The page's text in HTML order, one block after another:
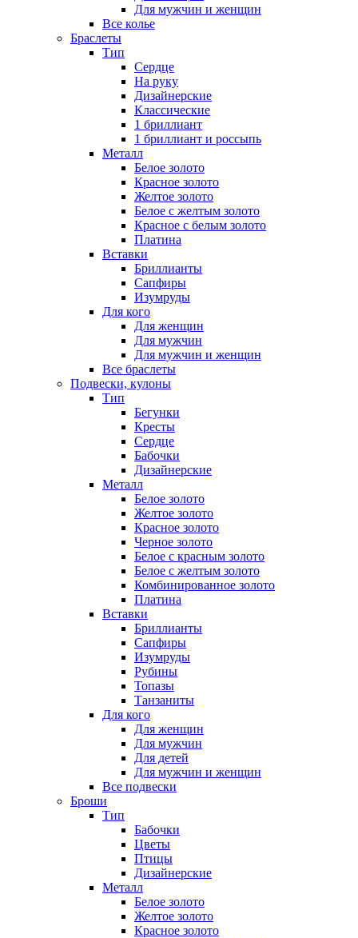
Для мужчин и женщин
Все колье
Браслеты
Тип
Сердце
На руку
Дизайнерские
Классические
1 бриллиант
1 бриллиант и россыпь
Металл
Белое золото
Красное золото
Желтое золото
Белое с желтым золото
Красное с белым золото
Платина
Вставки
Бриллианты
Сапфиры
Изумруды
Для кого
Для женщин
Для мужчин
Для мужчин и женщин
Все браслеты
Подвески, кулоны
Тип
Бегунки
Кресты
Сердце
Бабочки
Дизайнерские
Металл
Белое золото
Желтое золото
Красное золото
Черное золото
Белое с красным золото
Белое с желтым золото
Комбинированное золото
Платина
Вставки
Бриллианты
Сапфиры
Изумруды
Рубины
Топазы
Танзаниты
Для кого
Для женщин
Для мужчин
Для детей
Для мужчин и женщин
Все подвески
Броши
Тип
Бабочки
Цветы
Птицы
Дизайнерские
Металл
Белое золото
Желтое золото
Красное золото